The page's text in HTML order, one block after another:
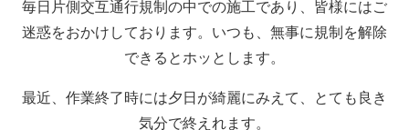
毎日片側交互通行規制の中での施工であり、皆様にはご
迷惑をおかけしております。いつも、無事に規制を解除
できるとホッとします。
最近、作業終了時には夕日が綺麗にみえて、とても良き
気分で終えれます。